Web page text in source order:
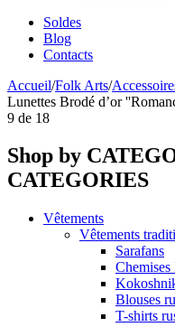
Soldes
Blog
Contacts
Accueil/Folk Arts/
Lunettes Brodé d’or
9 de 18
Shop by
CATEGORIES
Vêtements
Vêtements
Sarafans
Blouses
T-shirts